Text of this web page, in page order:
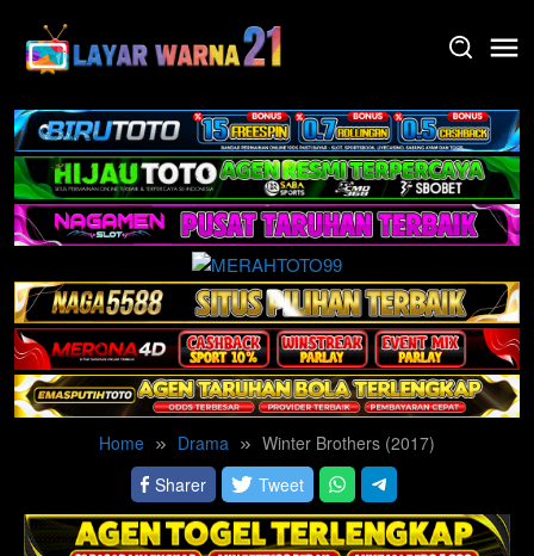
content
Home Drama
Winter Brothers (2017)
Sharer
Tweet